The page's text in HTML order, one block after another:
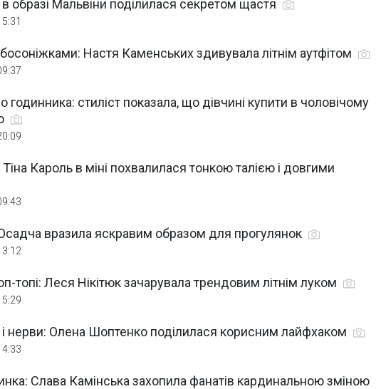
образі Мальвіни поділилася секретом щастя
Настя Каменських здивувала літнім аутфітом
годинника: стиліст показала, що дівчині купити в чоловічому
Тіна Кароль в міні похвалилася тонкою талією і довгими
Осадча вразила яскравим образом для прогулянок
топі: Леся Нікітюк зачарувала трендовим літнім луком
нерви: Олена Шоптенко поділилася корисним лайфхаком
Слава Камінська захопила фанатів кардинальною зміною